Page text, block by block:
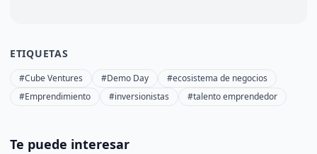
ETIQUETAS
#Cube Ventures #Demo Day
#ecosistema de negocios
#Emprendimiento
#inversionistas #talento emprendedor
Te puede interesar